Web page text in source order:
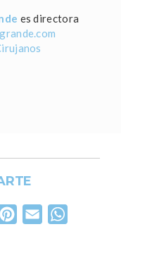
es directora
Pinterest
Email